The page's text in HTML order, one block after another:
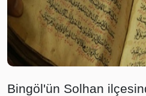
Bingöl'ün Solhan